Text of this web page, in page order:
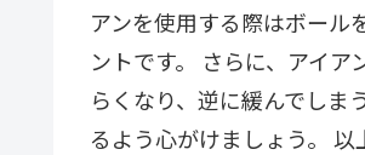
アンを使用する際はボール
ントです。 さらに、アイ
らくなり、逆に緩んでしま
るよう心がけましょう。